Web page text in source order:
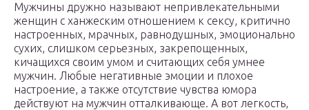
Мужчины дружно называют непривлекательными
женщин с ханжеским отношением к сексу, критично
настроенных, мрачных, равнодушных, эмоционально
сухих, слишком серьезных, закрепощенных,
кичащихся своим умом и считающих себя умнее
мужчин. Любые негативные эмоции и плохое
настроение, а также отсутствие чувства юмора
действуют на мужчин отталкивающе. А вот легкость,